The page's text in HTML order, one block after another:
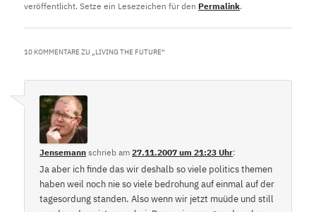
veröffentlicht. Setze ein Lesezeichen für den Permalink.
10 KOMMENTARE ZU „LIVING THE FUTURE“
Jensemann schrieb am27.11.2007 um 21:23 Uhr:
Ja aber ich finde das wir deshalb so viele politics themen
haben weil noch nie so viele bedrohung auf einmal auf der
tagesordung standen. Also wenn wir jetzt muüde und still